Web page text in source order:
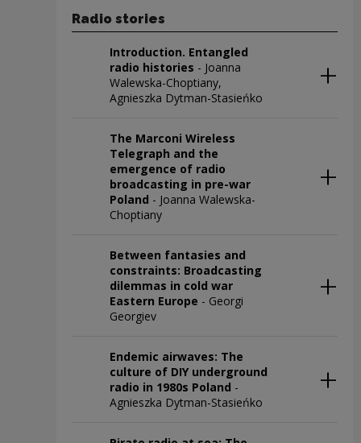
Radio stories
Introduction. Entangled
radio histories - Joanna
Walewska-Choptiany,
Agnieszka Dytman-Stasieńko
The Marconi Wireless
Telegraph and the
emergence of radio
broadcasting in pre-war
Poland - Joanna Walewska-
Choptiany
Between fantasies and
constraints: Broadcasting
dilemmas in cold war
Eastern Europe - Georgi
Georgiev
Endemic airwaves: The
culture of DIY underground
radio in 1980s Poland -
Agnieszka Dytman-Stasieńko